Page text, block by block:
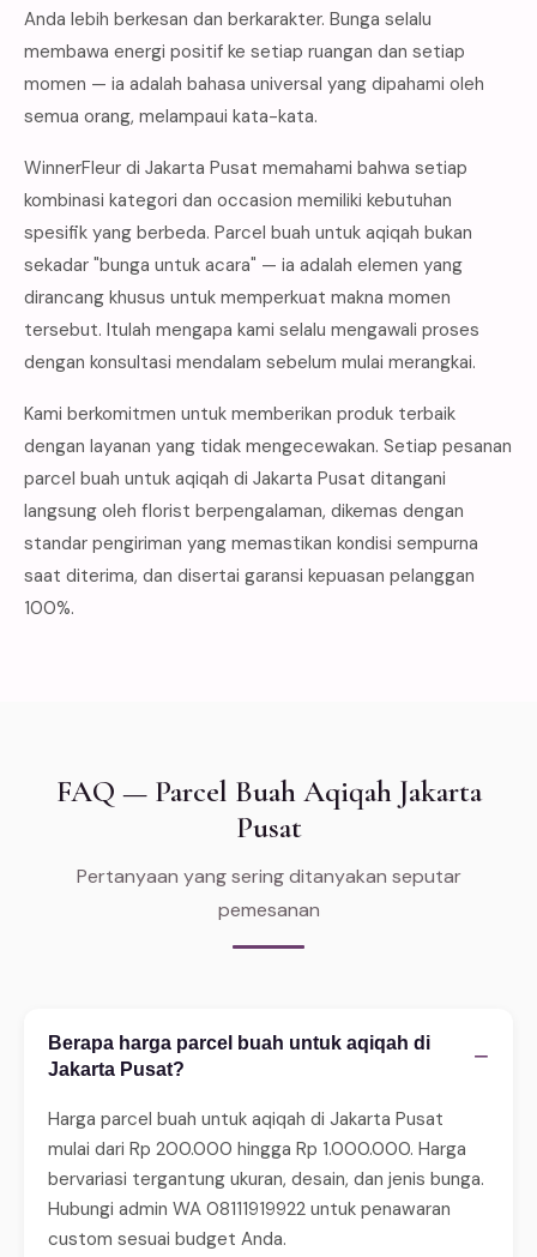
Anda lebih berkesan dan berkarakter. Bunga selalu
membawa energi positif ke setiap ruangan dan setiap
momen — ia adalah bahasa universal yang dipahami oleh
semua orang, melampaui kata-kata.
WinnerFleur di Jakarta Pusat memahami bahwa setiap
kombinasi kategori dan occasion memiliki kebutuhan
spesifik yang berbeda. Parcel buah untuk aqiqah bukan
sekadar "bunga untuk acara" — ia adalah elemen yang
dirancang khusus untuk memperkuat makna momen
tersebut. Itulah mengapa kami selalu mengawali proses
dengan konsultasi mendalam sebelum mulai merangkai.
Kami berkomitmen untuk memberikan produk terbaik
dengan layanan yang tidak mengecewakan. Setiap pesanan
parcel buah untuk aqiqah di Jakarta Pusat ditangani
langsung oleh florist berpengalaman, dikemas dengan
standar pengiriman yang memastikan kondisi sempurna
saat diterima, dan disertai garansi kepuasan pelanggan
100%.
FAQ — Parcel Buah Aqiqah Jakarta
Pusat
Pertanyaan yang sering ditanyakan seputar
pemesanan
Berapa harga parcel buah untuk aqiqah di
Jakarta Pusat?
−
Harga parcel buah untuk aqiqah di Jakarta Pusat
mulai dari Rp 200.000 hingga Rp 1.000.000. Harga
bervariasi tergantung ukuran, desain, dan jenis bunga.
Hubungi admin WA 08111919922 untuk penawaran
custom sesuai budget Anda.